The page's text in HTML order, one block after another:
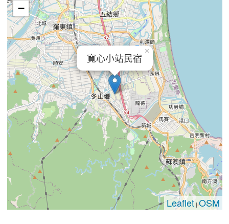
寬心小站民宿
×
−
Leaflet| OSM